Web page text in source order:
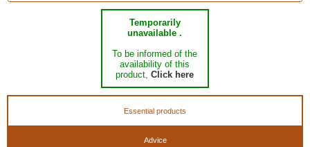
Temporarily
unavailable .
To be informed of the
availability of this
product,Click here
Essential products
Advice